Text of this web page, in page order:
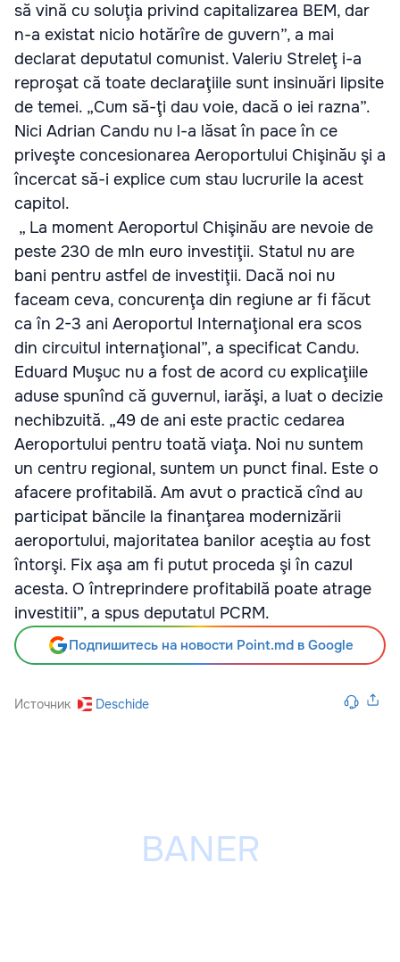
să vină cu soluţia privind capitalizarea BEM, dar
n-a existat nicio hotărîre de guvern”, a mai
declarat deputatul comunist. Valeriu Streleţ i-a
reproşat că toate declaraţiile sunt insinuări lipsite
de temei. „Cum să-ţi dau voie, dacă o iei razna”.
Nici Adrian Candu nu l-a lăsat în pace în ce
priveşte concesionarea Aeroportului Chişinău şi a
încercat să-i explice cum stau lucrurile la acest
capitol.
„ La moment Aeroportul Chişinău are nevoie de
peste 230 de mln euro investiţii. Statul nu are
bani pentru astfel de investiţii. Dacă noi nu
faceam ceva, concurenţa din regiune ar fi făcut
ca în 2-3 ani Aeroportul Internaţional era scos
din circuitul internaţional”, a specificat Candu.
Eduard Muşuc nu a fost de acord cu explicaţiile
aduse spunînd că guvernul, iarăşi, a luat o decizie
nechibzuită. „49 de ani este practic cedarea
Aeroportului pentru toată viaţa. Noi nu suntem
un centru regional, suntem un punct final. Este o
afacere profitabilă. Am avut o practică cînd au
participat băncile la finanţarea modernizării
aeroportului, majoritatea banilor aceştia au fost
întorşi. Fix aşa am fi putut proceda şi în cazul
acesta. O întreprindere profitabilă poate atrage
investitii”, a spus deputatul PCRM.
Подпишитесь на новости Point.md в Google
Источник Deschide